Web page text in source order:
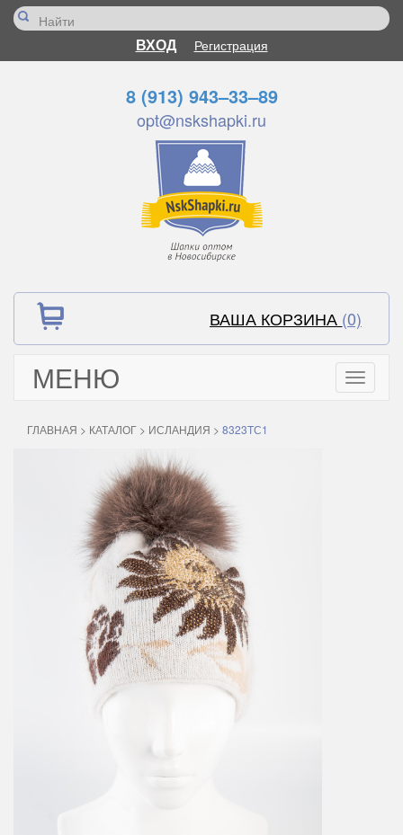
ВХОД Регистрация
8 (913) 943–33–89
opt@nskshapki.ru
ВАША КОРЗИНА (0)
МЕНЮ
Toggle
ГЛАВНАЯ > КАТАЛОГ > ИСЛАНДИЯ > 8323TС1